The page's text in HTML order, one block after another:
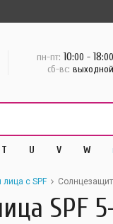
пн-пт: 10:00 - 18:00
сб-вс: выходной
T U V W
с SPF
SPF